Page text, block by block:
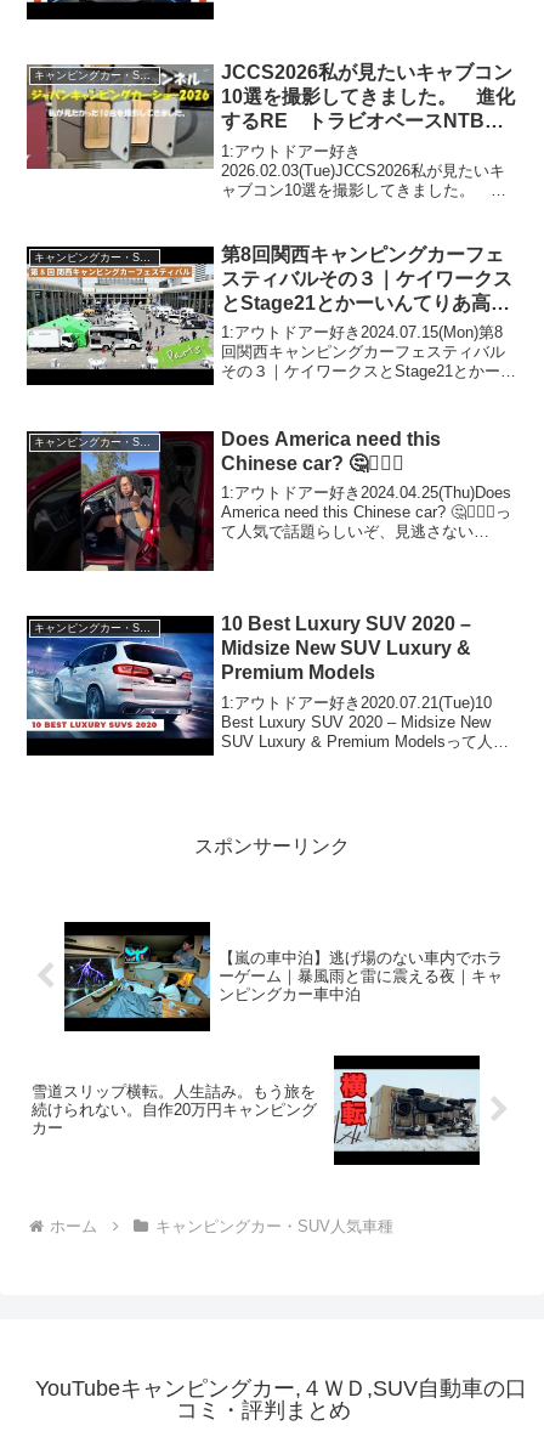
キャンピングカー・SUV人気車種
JCCS2026私が見たいキャブコン
10選を撮影してきました。 進化
するRE トラビオベースNTBの
新型車3台などなど
1:アウトドアー好き
2026.02.03(Tue)JCCS2026私が見たいキ
ャブコン10選を撮影してきました。 進
逃さないで！！2:アウトドアー好き
2026.0...
第8回関西キャンピングカーフェ
スティバルその３｜ケイワークス
とStage21とかーいんてりあ高橋
とフレンドリーとキャンパーアシ
ストとバンテックとキャンパー鹿
児島とスリーセブンとナッツRV
1:アウトドアー好き2024.07.15(Mon)第8
回関西キャンピングカーフェスティバル
その３｜ケイワークスとStage21とかーい
児島とスリーセブンとナッツRVって...
キャンピングカー・SUV人気車種
Does America need this
Chinese car? 🤔🤷🏽‍♂️
1:アウトドアー好き2024.04.25(Thu)Does
America need this Chinese car? 🤔🤷🏽‍♂️っ
て人気で話題らしいぞ、見逃さない
10 Best Luxury SUV 2020 –
Midsize New SUV Luxury &
Premium Models
1:アウトドアー好き2020.07.21(Tue)10
Best Luxury SUV 2020 – Midsize New
SUV Luxury & Premium Modelsって人気
スポンサーリンク
【嵐の車中泊】逃げ場のない車内でホラ
ーゲーム｜暴風雨と雷に震える夜｜キャ
ンピングカー車中泊
雪道スリップ横転。人生詰み。もう旅を
続けられない。自作20万円キャンピング
カー
ホーム キャンピングカー・SUV人気車種
YouTubeキャンピングカー,４ＷＤ,SUV自動車の口
コミ・評判まとめ